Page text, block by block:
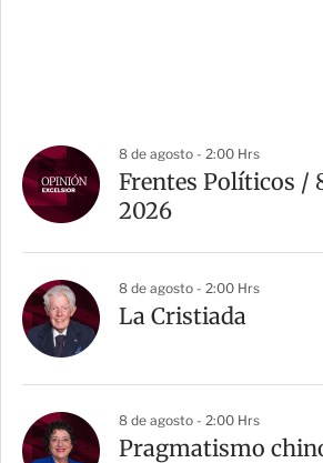
8 de agosto - 2:00 Hrs
Frentes Políticos /
2026
8 de agosto - 2:00 Hrs
La Cristiada
8 de agosto - 2:00 Hrs
Pragmatismo